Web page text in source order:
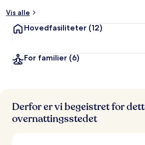
Vis alle
Hovedfasiliteter (12)
For familier (6)
Derfor er vi begeistret for
overnattingsstedet